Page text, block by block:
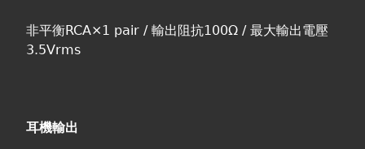
非平衡RCA×1 pair / 輸出阻抗100Ω / 最大輸出電壓
3.5Vrms
耳機輸出